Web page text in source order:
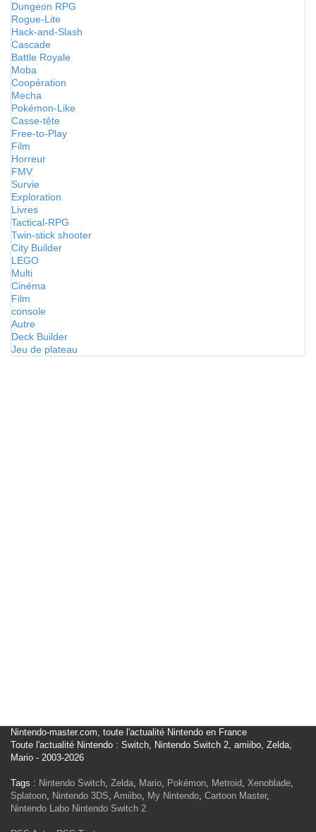
Dungeon RPG
Rogue-Lite
Hack-and-Slash
Cascade
Battle Royale
Moba
Coopération
Mecha
Pokémon-Like
Casse-tête
Free-to-Play
Film
Horreur
FMV
Survie
Exploration
Livres
Tactical-RPG
Twin-stick shooter
City Builder
LEGO
Multi
Cinéma
Film
console
Autre
Deck Builder
Jeu de plateau
Nintendo-master.com, toute l'actualité Nintendo en France
Toute l'actualité Nintendo : Switch, Nintendo Switch 2, amiibo, Zelda,
Mario - 2003-2026
Tags : Nintendo Switch, Zelda, Mario, Pokémon, Metroid, Xenoblade,
Splatoon, Nintendo 3DS, Amiibo, My Nintendo, Cartoon Master,
Nintendo Labo Nintendo Switch 2